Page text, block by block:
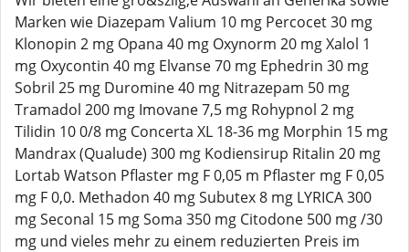
Marken wie Diazepam Valium 10 mg Percocet 30 mg
Klonopin 2 mg Opana 40 mg Oxynorm 20 mg Xalol 1
mg Oxycontin 40 mg Elvanse 70 mg Ephedrin 30 mg
Sobril 25 mg Duromine 40 mg Nitrazepam 50 mg
Tramadol 200 mg Imovane 7,5 mg Rohypnol 2 mg
Tilidin 10 0/8 mg Concerta XL 18-36 mg Morphin 15 mg
Mandrax (Qualude) 300 mg Kodiensirup Ritalin 20 mg
Lortab Watson Pflaster mg F 0,05 m Pflaster mg F 0,05
mg F 0,0. Methadon 40 mg Subutex 8 mg LYRICA 300
mg Seconal 15 mg Soma 350 mg Citodone 500 mg /30
mg und vieles mehr zu einem reduzierten Preis im